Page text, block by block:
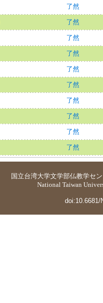
了然
了然
了然
了然
了然
了然
了然
了然
了然
了然
国立台湾大学文学部仏教学セ
National Taiwan
doi:10.6681/